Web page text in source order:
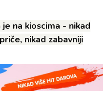
na kioscima - nikad
nikad zabavniji